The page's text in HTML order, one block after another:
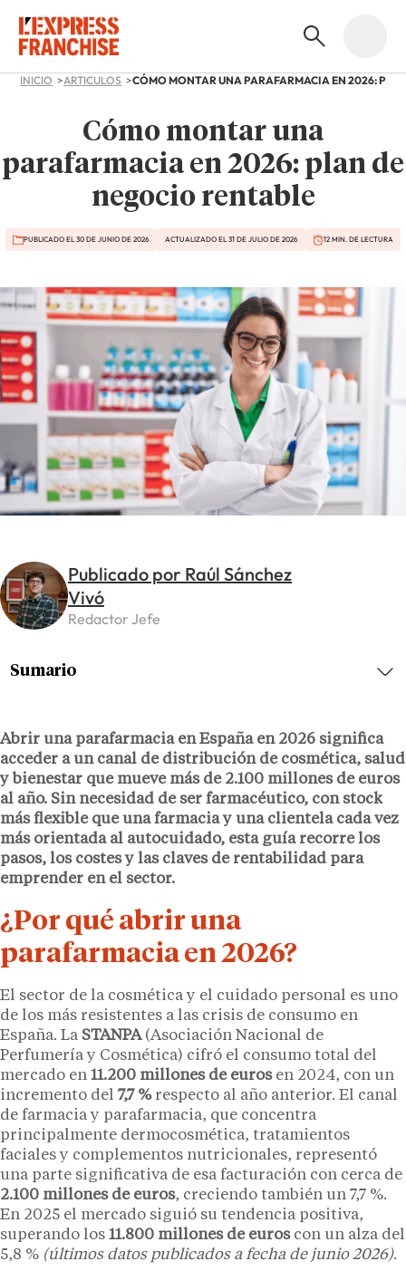
INICIO ARTICULOS
Cómo montar una
parafarmacia en 2026: plan de
negocio rentable
PUBLICADO EL 30 DE JUNIO DE 2026 ACTUALIZADO EL 31 DE JULIO DE 2026 12 MIN. DE LECTURA
Publicado por Raúl Sánchez
Vivó
Redactor Jefe
Abrir una parafarmacia en España en 2026 significa
acceder a un canal de distribución de cosmética, salud
y bienestar que mueve más de 2.100 millones de euros
al año. Sin necesidad de ser farmacéutico, con stock
más flexible que una farmacia y una clientela cada vez
más orientada al autocuidado, esta guía recorre los
pasos, los costes y las claves de rentabilidad para
emprender en el sector.
¿Por qué abrir una
parafarmacia en 2026?
El sector de la cosmética y el cuidado personal es uno
de los más resistentes a las crisis de consumo en
España. La STANPA(Asociación Nacional de
Perfumería y Cosmética) cifró el consumo total del
mercado en 11.200 millones de eurosen 2024, con un
incremento del 7,7 %respecto al año anterior. El canal
de farmacia y parafarmacia, que concentra
principalmente dermocosmética, tratamientos
faciales y complementos nutricionales, representó
una parte significativa de esa facturación con cerca de
2.100 millones de euros, creciendo también un 7,7 %.
En 2025 el mercado siguió su tendencia positiva,
superando los 11.800 millones de euroscon un alza del
5,8 % (últimos datos publicados a fecha de junio 2026).
Sumario